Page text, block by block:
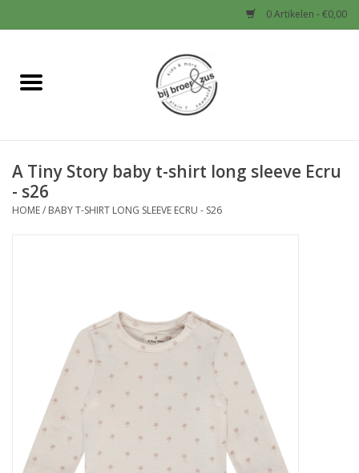
0 Artikelen - €0,00
Home
Baby
Jongens
Schoenen en Tassen
Speelgoed
Cadeaubonnen
A Tiny Story baby t-shirt long sleeve Ecru
- s26
HOME/ BABY T-SHIRT LONG SLEEVE ECRU - S26